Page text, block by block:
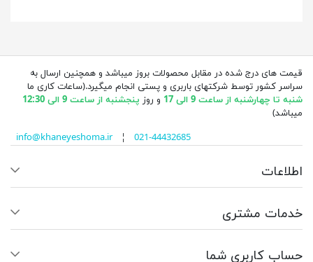
قیمت های درج شده در مقابل محصولات بروز میباشد و همچنین ارسال به
سراسر کشور توسط شرکتهای باربری و پستی انجام میگیرد.(ساعات کاری ما
شنبه تا چهارشنبه از ساعت 9 الی 17
و روز پنجشنبه از ساعت 9 الی 12:30
میباشد)
info@khaneyeshoma.ir¦ 021-44432685
اطلاعات
خدمات مشتری
حساب کاربری شما